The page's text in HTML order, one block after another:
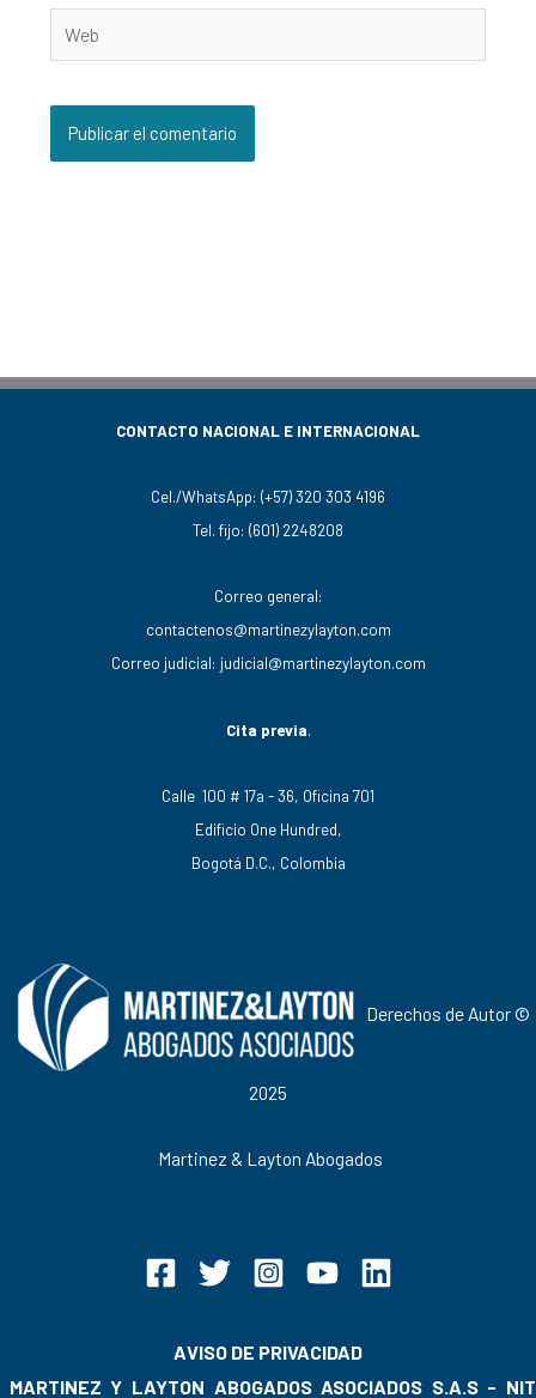
CONTACTO NACIONAL E INTERNACIONAL
Cel./WhatsApp: (+57) 320 303 4196
Tel. fijo: (601) 2248208
Correo general:
contactenos@martinezylayton.com
Correo judicial: judicial@martinezylayton.com
Cita previa.
Calle 100 # 17a - 36, Oficina 701
Edificio One Hundred,
Bogotá D.C., Colombia
Derechos de Autor ©
2025
Martinez & Layton Abogados
AVISO DE PRIVACIDAD
MARTINEZ Y LAYTON ABOGADOS ASOCIADOS S.A.S - NIT